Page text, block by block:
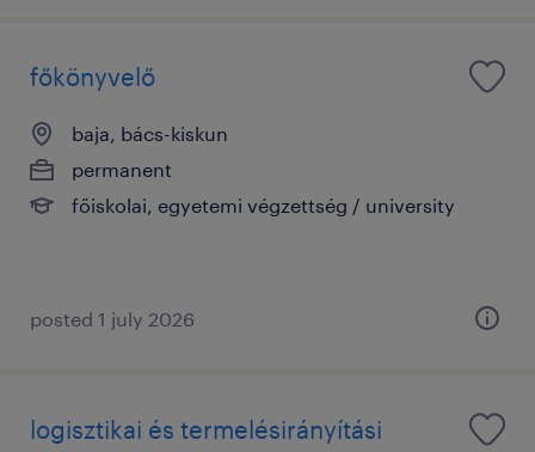
főkönyvelő
baja, bács-kiskun
permanent
főiskolai, egyetemi végzettség / university
posted 1 july 2026
logisztikai és termelésirányítási